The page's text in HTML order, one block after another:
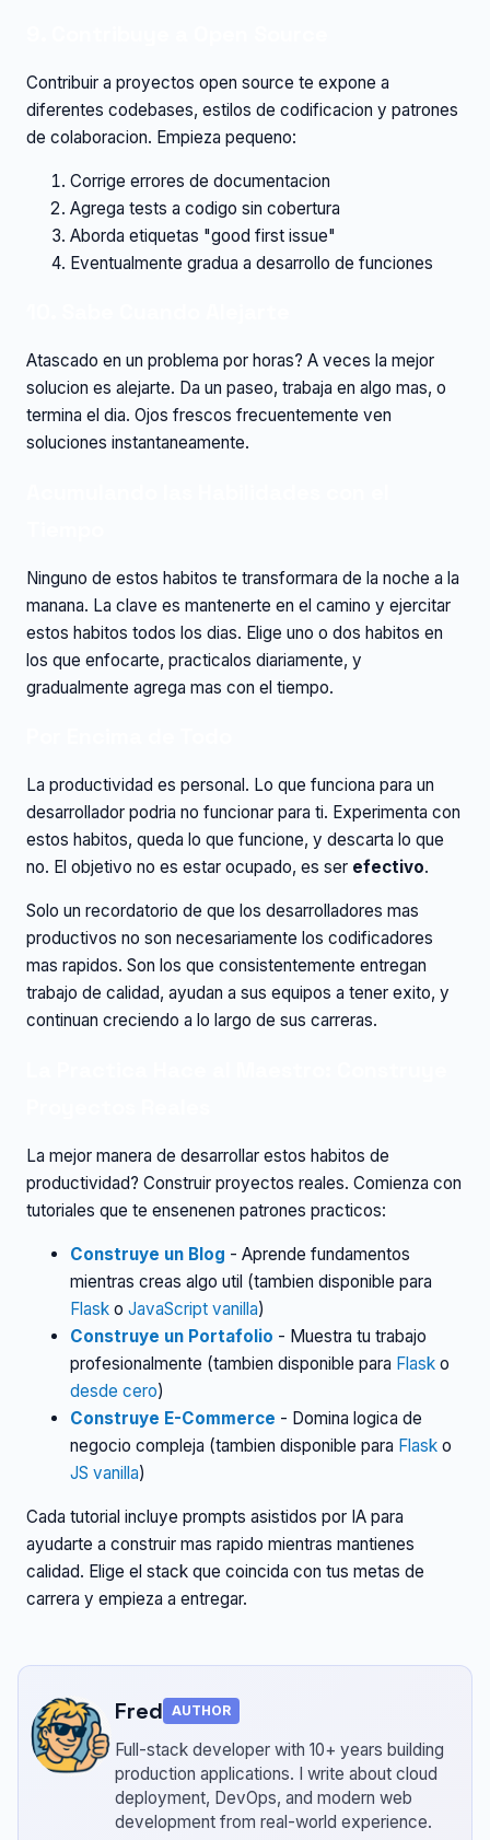
Contribuir a proyectos open source te expone a
diferentes codebases, estilos de codificacion y patrones
de colaboracion. Empieza pequeno:
Corrige errores de documentacion
Agrega tests a codigo sin cobertura
Aborda etiquetas "good first issue"
Eventualmente gradua a desarrollo de funciones
Atascado en un problema por horas? A veces la mejor
solucion es alejarte. Da un paseo, trabaja en algo mas, o
termina el dia. Ojos frescos frecuentemente ven
soluciones instantaneamente.
Ninguno de estos habitos te transformara de la noche a la
manana. La clave es mantenerte en el camino y ejercitar
estos habitos todos los dias. Elige uno o dos habitos en
los que enfocarte, practicalos diariamente, y
gradualmente agrega mas con el tiempo.
La productividad es personal. Lo que funciona para un
desarrollador podria no funcionar para ti. Experimenta con
estos habitos, queda lo que funcione, y descarta lo que
no. El objetivo no es estar ocupado, es ser efectivo.
Solo un recordatorio de que los desarrolladores mas
productivos no son necesariamente los codificadores
mas rapidos. Son los que consistentemente entregan
trabajo de calidad, ayudan a sus equipos a tener exito, y
continuan creciendo a lo largo de sus carreras.
La mejor manera de desarrollar estos habitos de
productividad? Construir proyectos reales. Comienza con
tutoriales que te ensenenen patrones practicos:
Construye un Blog - Aprende fundamentos
mientras creas algo util (tambien disponible para
Flask o JavaScript vanilla)
Construye un Portafolio - Muestra tu trabajo
profesionalmente (tambien disponible para Flask o
desde cero)
Construye E-Commerce - Domina logica de
negocio compleja (tambien disponible para Flask o
JS vanilla)
Cada tutorial incluye prompts asistidos por IA para
ayudarte a construir mas rapido mientras mantienes
calidad. Elige el stack que coincida con tus metas de
carrera y empieza a entregar.
Fred AUTHOR
Full-stack developer with 10+ years building
production applications. I write about cloud
deployment, DevOps, and modern web
development from real-world experience.